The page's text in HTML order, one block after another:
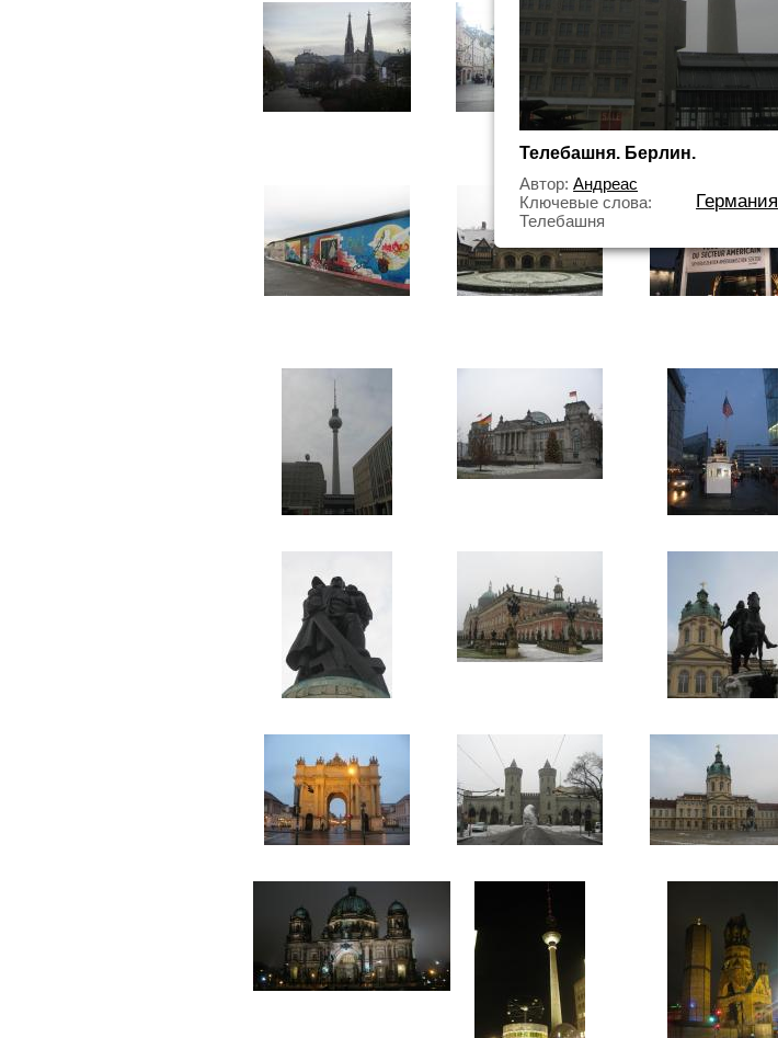
Телебашня. Берлин.
Автор:Андреас
Ключевые слова:
Телебашня
Германия